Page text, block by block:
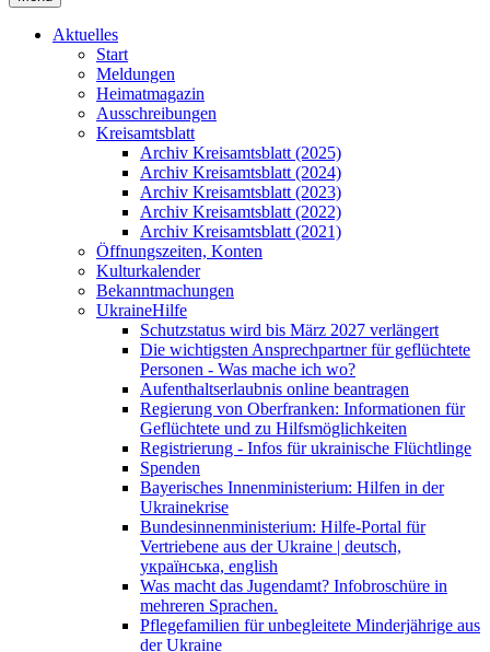
Aktuelles
Start
Meldungen
Heimatmagazin
Ausschreibungen
Kreisamtsblatt
Archiv Kreisamtsblatt (2025)
Archiv Kreisamtsblatt (2024)
Archiv Kreisamtsblatt (2023)
Archiv Kreisamtsblatt (2022)
Archiv Kreisamtsblatt (2021)
Öffnungszeiten, Konten
Kulturkalender
Bekanntmachungen
UkraineHilfe
Schutzstatus wird bis März 2027 verlängert
Die wichtigsten Ansprechpartner für geflüchtete
Personen - Was mache ich wo?
Aufenthaltserlaubnis online beantragen
Regierung von Oberfranken: Informationen für
Geflüchtete und zu Hilfsmöglichkeiten
Registrierung - Infos für ukrainische Flüchtlinge
Spenden
Bayerisches Innenministerium: Hilfen in der
Ukrainekrise
Bundesinnenministerium: Hilfe-Portal für
Vertriebene aus der Ukraine | deutsch,
українська, english
Was macht das Jugendamt? Infobroschüre in
mehreren Sprachen.
Pflegefamilien für unbegleitete Minderjährige aus
der Ukraine